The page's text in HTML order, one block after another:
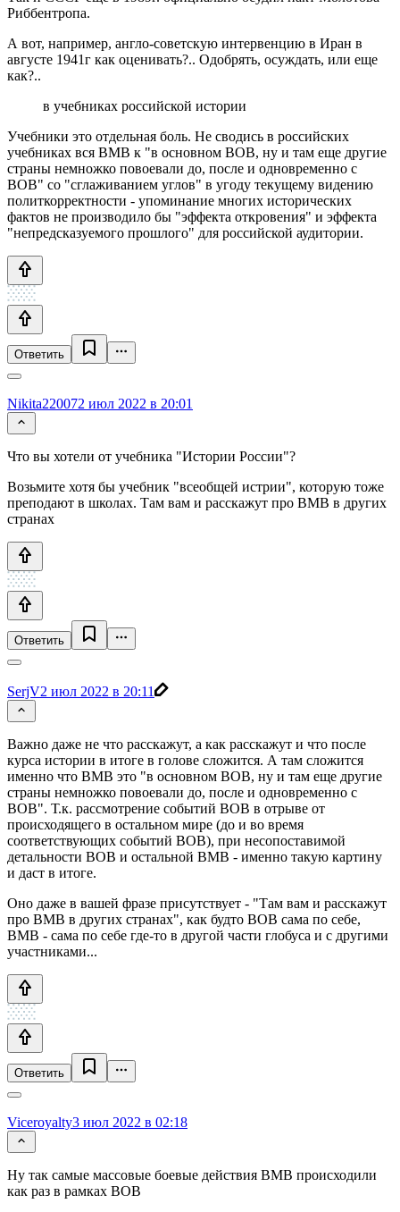
Риббентропа.
А вот, например, англо-советскую интервенцию в Иран в
августе 1941г как оценивать?.. Одобрять, осуждать, или еще
как?..
в учебниках российской истории
Учебники это отдельная боль. Не сводись в российских
учебниках вся ВМВ к "в основном ВОВ, ну и там еще другие
страны немножко повоевали до, после и одновременно с
ВОВ" со "сглаживанием углов" в угоду текущему видению
политкорректности - упоминание многих исторических
фактов не производило бы "эффекта откровения" и эффекта
"непредсказуемого прошлого" для российской аудитории.
Ответить
Nikita220072 июл 2022 в 20:01
Что вы хотели от учебника "Истории России"?
Возьмите хотя бы учебник "всеобщей истрии", которую тоже
преподают в школах. Там вам и расскажут про ВМВ в других
странах
Ответить
SerjV2 июл 2022 в 20:11
Важно даже не что расскажут, а как расскажут и что после
курса истории в итоге в голове сложится. А там сложится
именно что ВМВ это "в основном ВОВ, ну и там еще другие
страны немножко повоевали до, после и одновременно с
ВОВ". Т.к. рассмотрение событий ВОВ в отрыве от
происходящего в остальном мире (до и во время
соответствующих событий ВОВ), при несопоставимой
детальности ВОВ и остальной ВМВ - именно такую картину
и даст в итоге.
Оно даже в вашей фразе присутствует - "Там вам и расскажут
про ВМВ в других странах", как будто ВОВ сама по себе,
ВМВ - сама по себе где-то в другой части глобуса и с другими
участниками...
Ответить
Viceroyalty3 июл 2022 в 02:18
Ну так самые массовые боевые действия ВМВ происходили
как раз в рамках ВОВ